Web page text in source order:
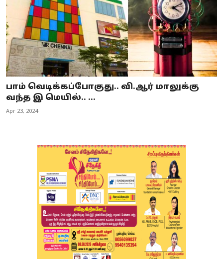
பாம் வெடிக்கப்போகுது.. வி.ஆர் மாலுக்கு
வந்த இ மெயில்.. ...
Apr 23, 2024